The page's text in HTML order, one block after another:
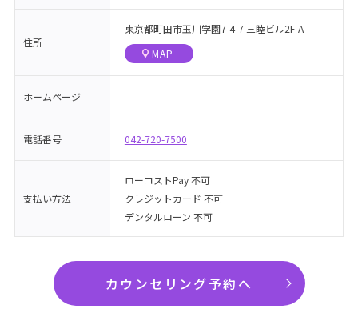
住所
東京都町田市玉川学園7-4-7 三睦ビル2F-A
MAP
ホームページ
電話番号 042-720-7500
支払い方法
ローコストPay 不可
クレジットカード 不可
デンタルローン 不可
カウンセリング予約へ